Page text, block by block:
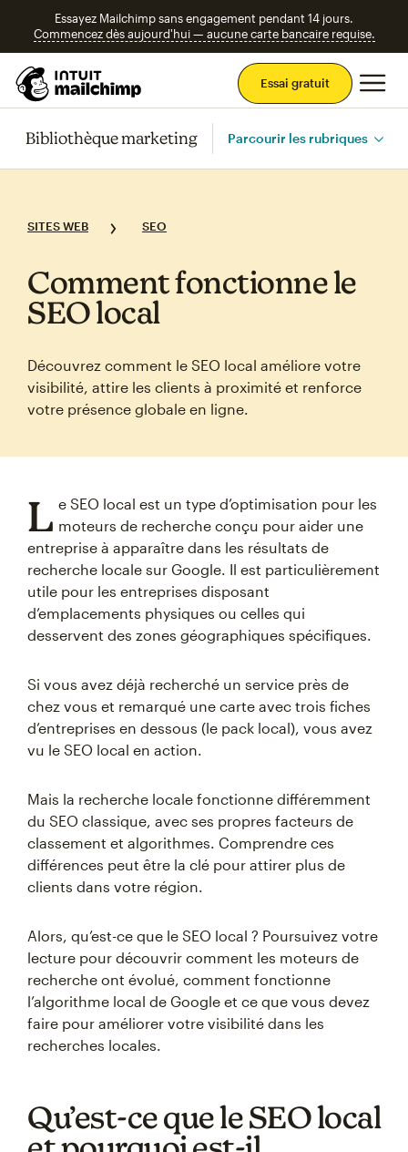
Essayez Mailchimp sans engagement pendant 14 jours.
Commencez dès aujourd'hui — aucune carte bancaire requise.
Essai gratuit
Bibliothèque marketing Parcourir les rubriques
SITES WEB SEO
Comment fonctionne le
SEO local
Découvrez comment le SEO local améliore votre
visibilité, attire les clients à proximité et renforce
votre présence globale en ligne.
L e SEO local est un type d’optimisation pour les
moteurs de recherche conçu pour aider une
entreprise à apparaître dans les résultats de
recherche locale sur Google. Il est particulièrement
utile pour les entreprises disposant
d’emplacements physiques ou celles qui
desservent des zones géographiques spécifiques.
Si vous avez déjà recherché un service près de
chez vous et remarqué une carte avec trois fiches
d’entreprises en dessous (le pack local), vous avez
vu le SEO local en action.
Mais la recherche locale fonctionne différemment
du SEO classique, avec ses propres facteurs de
classement et algorithmes. Comprendre ces
différences peut être la clé pour attirer plus de
clients dans votre région.
Alors, qu’est-ce que le SEO local ? Poursuivez votre
lecture pour découvrir comment les moteurs de
recherche ont évolué, comment fonctionne
l’algorithme local de Google et ce que vous devez
faire pour améliorer votre visibilité dans les
recherches locales.
Qu’est-ce que le SEO local